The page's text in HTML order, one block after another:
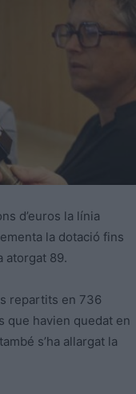
d’euros la línia
la dotació fins
atorgat 89.
repartits en 736
que havien quedat en
s’ha allargat la